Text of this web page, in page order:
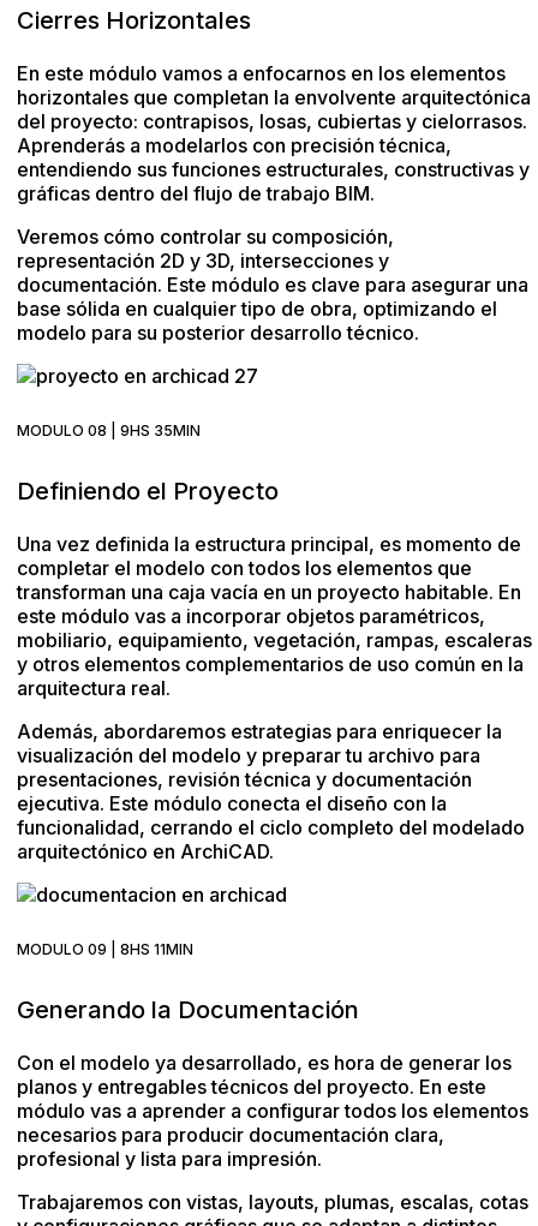
Cierres Horizontales
En este módulo vamos a enfocarnos en los elementos
horizontales que completan la envolvente arquitectónica
del proyecto: contrapisos, losas, cubiertas y cielorrasos.
Aprenderás a modelarlos con precisión técnica,
entendiendo sus funciones estructurales, constructivas y
gráficas dentro del flujo de trabajo BIM.
Veremos cómo controlar su composición,
representación 2D y 3D, intersecciones y
documentación. Este módulo es clave para asegurar una
base sólida en cualquier tipo de obra, optimizando el
modelo para su posterior desarrollo técnico.
MODULO 08 | 9HS 35MIN
Definiendo el Proyecto
Una vez definida la estructura principal, es momento de
completar el modelo con todos los elementos que
transforman una caja vacía en un proyecto habitable. En
este módulo vas a incorporar objetos paramétricos,
mobiliario, equipamiento, vegetación, rampas, escaleras
y otros elementos complementarios de uso común en la
arquitectura real.
Además, abordaremos estrategias para enriquecer la
visualización del modelo y preparar tu archivo para
presentaciones, revisión técnica y documentación
ejecutiva. Este módulo conecta el diseño con la
funcionalidad, cerrando el ciclo completo del modelado
arquitectónico en ArchiCAD.
MODULO 09 | 8HS 11MIN
Generando la Documentación
Con el modelo ya desarrollado, es hora de generar los
planos y entregables técnicos del proyecto. En este
módulo vas a aprender a configurar todos los elementos
necesarios para producir documentación clara,
profesional y lista para impresión.
Trabajaremos con vistas, layouts, plumas, escalas, cotas